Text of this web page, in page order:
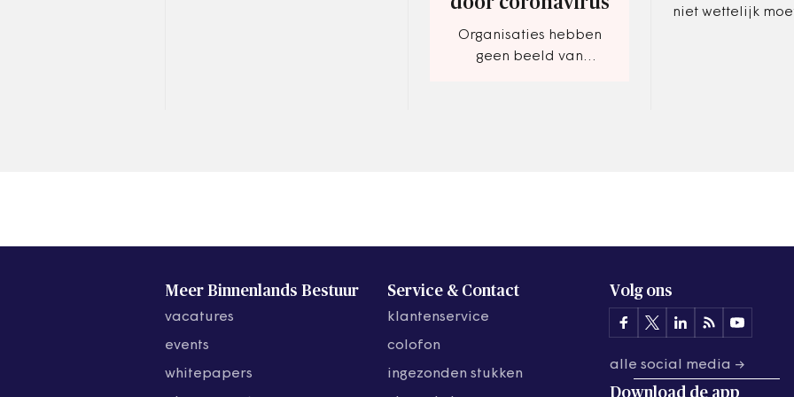
Organisaties hebben
geen beeld van
niet wettelijk
Meer Binnenlands Bestuur
vacatures
events
whitepapers
Service & Contact
klantenservice
colofon
ingezonden stukken
Volg ons
alle social media →
Download de app